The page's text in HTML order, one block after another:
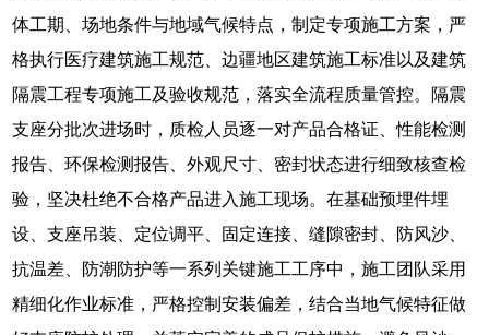
体工期、场地条件与地域气候特点，制定专项施工方案，严
格执行医疗建筑施工规范、边疆地区建筑施工标准以及建筑
隔震工程专项施工及验收规范，落实全流程质量管控。隔震
支座分批次进场时，质检人员逐一对产品合格证、性能检测
报告、环保检测报告、外观尺寸、密封状态进行细致核查检
验，坚决杜绝不合格产品进入施工现场。在基础预埋件埋
设、支座吊装、定位调平、固定连接、缝隙密封、防风沙、
抗温差、防潮防护等一系列关键施工工序中，施工团队采用
精细化作业标准，严格控制安装偏差，结合当地气候特征做